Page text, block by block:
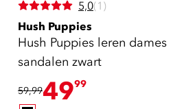
5,0(1)
Hush Puppies
Hush Puppies leren dames
sandalen zwart
59,994999